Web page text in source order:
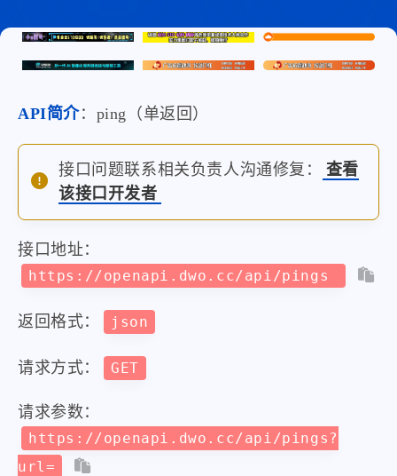
API简介：ping（单返回）
接口问题联系相关负责人沟通修复：
查看
该接口开发者
接口地址：
https://openapi.dwo.cc/api/pings
返回格式： json
请求方式： GET
请求参数：
https://openapi.dwo.cc/api/pings?
url=